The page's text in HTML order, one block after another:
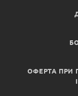
ОФЕРТА ПРИ